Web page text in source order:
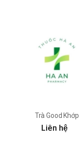
Trà Good Khớp
Liên hệ